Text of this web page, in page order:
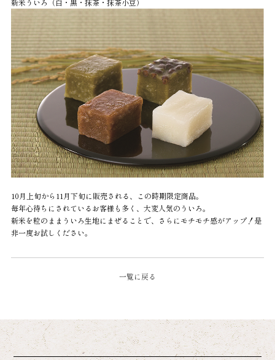
10月上旬から11月下旬に販売される、この時期限定商品。
毎年心待ちにされているお客様も多く、大変人気のういろ。
新米を粒のままういろ生地にまぜることで、さらにモチモチ感がアップ！是
非一度お試しください。
一覧に戻る